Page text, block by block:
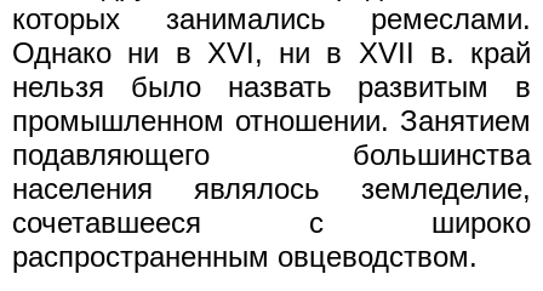
которых занимались ремеслами.
Однако ни в XVI, ни в XVII в. край
нельзя было назвать развитым в
промышленном отношении. Занятием
подавляющего большинства
населения являлось земледелие,
сочетавшееся с широко
распространенным овцеводством.